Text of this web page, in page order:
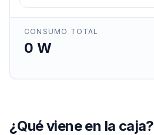
CONSUMO TOTAL
0 W
¿Qué viene en la caja?